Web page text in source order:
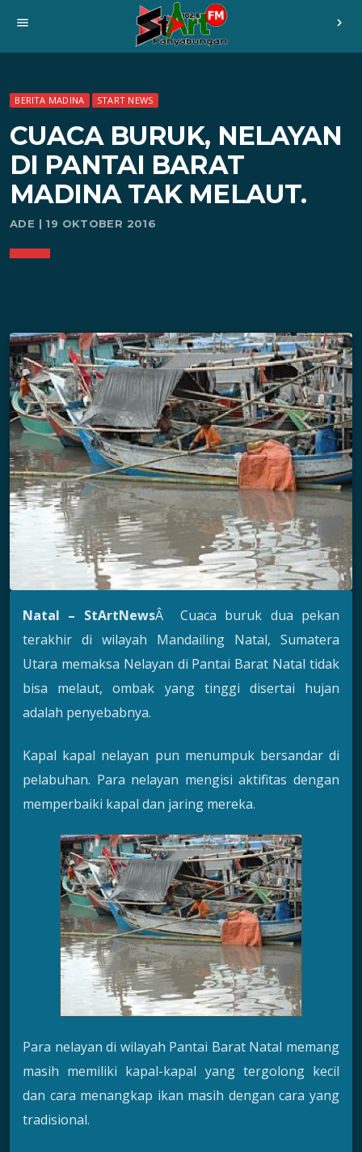
menu chevron_right
BERITA MADINA START NEWS
CUACA BURUK, NELAYAN
DI PANTAI BARAT
MADINA TAK MELAUT.
ADE | 19 OKTOBER 2016
Natal – StArtNewsÂ Cuaca buruk dua pekan
terakhir di wilayah Mandailing Natal, Sumatera
Utara memaksa Nelayan di Pantai Barat Natal tidak
bisa melaut, ombak yang tinggi disertai hujan
adalah penyebabnya.
Kapal kapal nelayan pun menumpuk bersandar di
pelabuhan. Para nelayan mengisi aktifitas dengan
memperbaiki kapal dan jaring mereka.
Para nelayan di wilayah Pantai Barat Natal memang
masih memiliki kapal-kapal yang tergolong kecil
dan cara menangkap ikan masih dengan cara yang
tradisional.